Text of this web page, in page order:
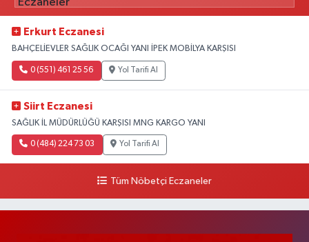
Erkurt Eczanesi
BAHÇELİEVLER SAĞLIK OCAĞI YANI İPEK MOBİLYA KARŞISI
0 (551) 461 25 56 Yol Tarifi Al
Siirt Eczanesi
SAĞLIK İL MÜDÜRLÜĞÜ KARŞISI MNG KARGO YANI
0 (484) 224 73 03 Yol Tarifi Al
Tüm Nöbetçi Eczaneler